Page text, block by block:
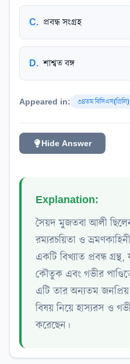
C. প্রবন্ধ সংগ্রহ
D. শাশ্বত বঙ্গ
Appeared in: ৩৪তম বিসিএস(প্রিলি)
Hide Answer
Explanation:
সৈয়দ মুজতবা আলী
রম্যরচয়িতা ও
একটি বিখ্যাত প্রবন্ধ গ্রন্থ,
কৌতুক এবং গভীর
এটি তার অন্যতম জনপ্রিয়
বিষয় নিয়ে হাস্যরস ও
করেছেন।